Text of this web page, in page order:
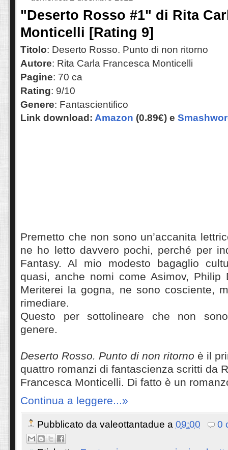
"Deserto Rosso #1" di Rita
Monticelli [Rating 9]
Titolo: Deserto Rosso. Punto di non ritorno
Autore: Rita Carla Francesca Monticelli
Pagine: 70 ca
Rating: 9/10
Genere: Fantascientifico
Link download: Amazon (0.89€) e
Premetto che non sono un’accanita
ne ho letto davvero pochi, perché per
Fantasy. Al mio modesto bagaglio
quasi, anche nomi come Asimov, Philip
Meriterei la gogna, ne sono cosciente,
rimediare.
Questo per sottolineare che non
genere.
Deserto Rosso. Punto di non ritorno è il
quattro romanzi di fantascienza scritti da
Francesca Monticelli. Di fatto è un
Continua a leggere...»
Pubblicato da valeottantadue a 09:00 0